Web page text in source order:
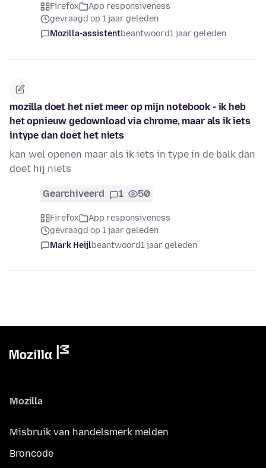
Firefox
App responsiveness
gevraagd op 1 jaar geleden
Mozilla-assistentbeantwoord1 jaar geleden
mozilla doet het niet meer op mijn notebook - ik heb
het opnieuw gedownload via chrome, maar als ik iets
intype dan doet het niets
kan wel openen maar als ik iets in type in de balk dan
doet hij niets
Gearchiveerd 1 50
Firefox
App responsiveness
gevraagd op 1 jaar geleden
Mark Heijlbeantwoord1 jaar geleden
Mozilla
Misbruik van handelsmerk melden
Broncode